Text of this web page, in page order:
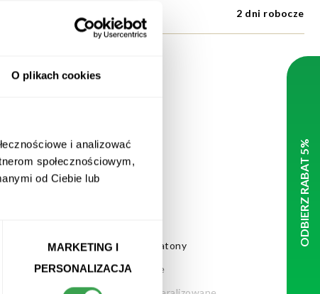
O plikach cookies
i analizować
społecznościowym,
od Ciebie lub
MARKETING I
PERSONALIZACJA
2 dni robocze
Niskokaloryczne batony
Napoje proteinowe